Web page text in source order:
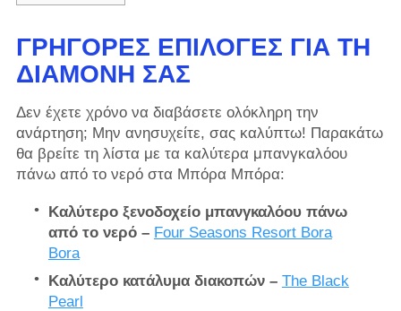
ΓΡΉΓΟΡΕΣ ΕΠΙΛΟΓΈΣ ΓΙΑ ΤΗ
ΔΙΑΜΟΝΉ ΣΑΣ
Δεν έχετε χρόνο να διαβάσετε ολόκληρη την
ανάρτηση; Μην ανησυχείτε, σας καλύπτω! Παρακάτω
θα βρείτε τη λίστα με τα καλύτερα μπανγκαλόου
πάνω από το νερό στα Μπόρα Μπόρα:
Καλύτερο ξενοδοχείο μπανγκαλόου πάνω
από το νερό – Four Seasons Resort Bora
Bora
Καλύτερο κατάλυμα διακοπών – The Black
Pearl